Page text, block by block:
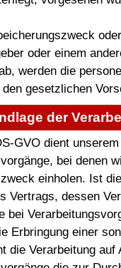
oder einem
werden die
gesetzlichen
der
GVO dient
bei denen
einholen. Ist
Vertrags, dessen
bei
Erbringung einer
die Verarbeitung